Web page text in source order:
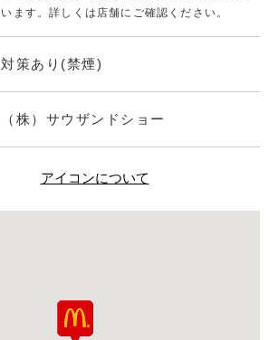
います。詳しくは店舗にご確認ください。
対策あり(禁煙)
（株）サウザンドショー
アイコンについて